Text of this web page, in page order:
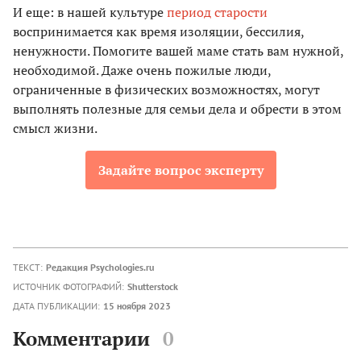
И еще: в нашей культурепериод старости
воспринимается как время изоляции, бессилия,
ненужности. Помогите вашей маме стать вам нужной,
необходимой. Даже очень пожилые люди,
ограниченные в физических возможностях, могут
выполнять полезные для семьи дела и обрести в этом
смысл жизни.
Задайте вопрос эксперту
ТЕКСТ: Редакция Psychologies.ru
ИСТОЧНИК ФОТОГРАФИЙ: Shutterstock
ДАТА ПУБЛИКАЦИИ: 15 ноября 2023
Комментарии 0